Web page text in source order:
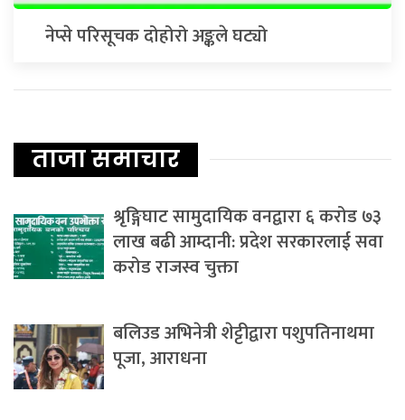
नेप्से परिसूचक दोहोरो अङ्कले घट्यो
ताजा समाचार
श्रृङ्गिघाट सामुदायिक वनद्वारा ६ करोड ७३
लाख बढी आम्दानी: प्रदेश सरकारलाई सवा
करोड राजस्व चुक्ता
बलिउड अभिनेत्री शेट्टीद्वारा पशुपतिनाथमा
पूजा, आराधना